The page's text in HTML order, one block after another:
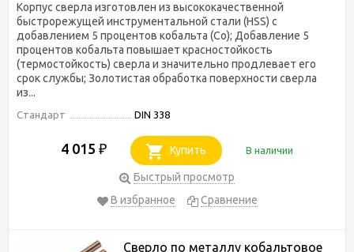
Корпус сверла изготовлен из высококачественной
быстрорежущей инструментальной стали (HSS) с
добавлением 5 процентов кобальта (Co); Добавление 5
процентов кобальта повышает красностойкость
(термостойкость) сверла и значительно продлевает его
срок службы; Золотистая обработка поверхности сверла
из...
Стандарт DIN 338
4 015 ₽ Купить В наличии
Быстрый просмотр
В избранное
Сравнение
Сверло по металлу кобальтовое